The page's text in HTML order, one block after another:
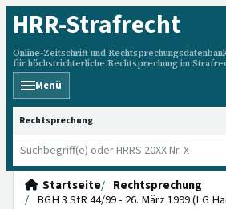
HRR-Strafrecht
Online-Zeitschrift und
für höchstrichterliche Rechtsprechung im
Menü
HRRS durchsuchen
Startseite
Rechtsprechung
BGH 3 StR 44/99 - 26. März 1999 (LG